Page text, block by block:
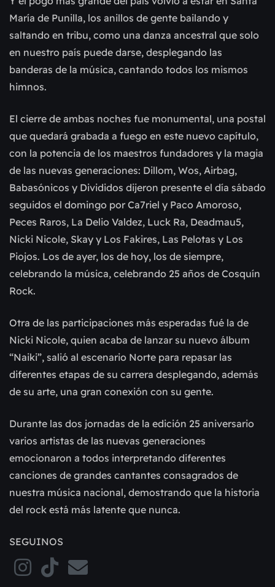
María de Punilla, los anillos de gente bailando y
saltando en tribu, como una danza ancestral que solo
en nuestro país puede darse, desplegando las
banderas de la música, cantando todos los mismos
himnos.
El cierre de ambas noches fue monumental, una postal
que quedará grabada a fuego en este nuevo capítulo,
con la potencia de los maestros fundadores y la magia
de las nuevas generaciones: Dillom, Wos, Airbag,
Babasónicos y Divididos dijeron presente el día sábado
seguidos el domingo por Ca7riel y Paco Amoroso,
Peces Raros, La Delio Valdez, Luck Ra, Deadmau5,
Nicki Nicole, Skay y Los Fakires, Las Pelotas y Los
Piojos. Los de ayer, los de hoy, los de siempre,
celebrando la música, celebrando 25 años de Cosquín
Rock.
Otra de las participaciones más esperadas fué la de
Nicki Nicole, quien acaba de lanzar su nuevo álbum
“Naiki”, salió al escenario Norte para repasar las
diferentes etapas de su carrera desplegando, además
de su arte, una gran conexión con su gente.
Durante las dos jornadas de la edición 25 aniversario
varios artistas de las nuevas generaciones
emocionaron a todos interpretando diferentes
canciones de grandes cantantes consagrados de
nuestra música nacional, demostrando que la historia
del rock está más latente que nunca.
SEGUINOS